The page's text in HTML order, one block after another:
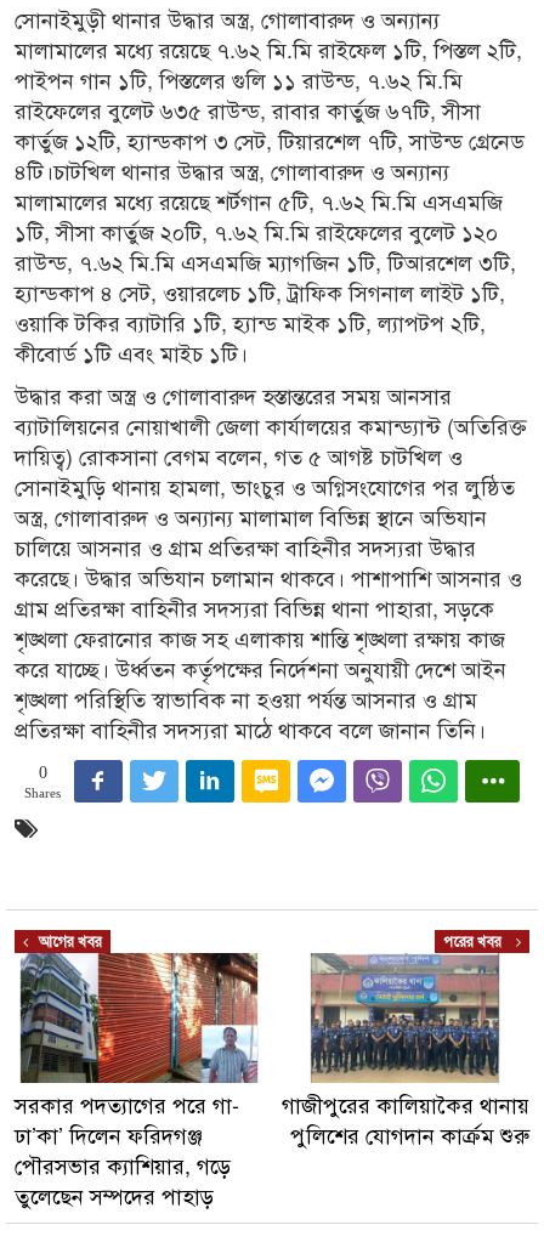
সোনাইমুড়ী থানার উদ্ধার অস্ত্র, গোলাবারুদ ও অন্যান্য
মালামালের মধ্যে রয়েছে ৭.৬২ মি.মি রাইফেল ১টি, পিস্তল ২টি,
পাইপন গান ১টি, পিস্তলের গুলি ১১ রাউন্ড, ৭.৬২ মি.মি
রাইফেলের বুলেট ৬৩৫ রাউন্ড, রাবার কার্তুজ ৬৭টি, সীসা
কার্তুজ ১২টি, হ্যান্ডকাপ ৩ সেট, টিয়ারশেল ৭টি, সাউন্ড গ্রেনেড
৪টি।চাটখিল থানার উদ্ধার অস্ত্র, গোলাবারুদ ও অন্যান্য
মালামালের মধ্যে রয়েছে শর্টগান ৫টি, ৭.৬২ মি.মি এসএমজি
১টি, সীসা কার্তুজ ২০টি, ৭.৬২ মি.মি রাইফেলের বুলেট ১২০
রাউন্ড, ৭.৬২ মি.মি এসএমজি ম্যাগজিন ১টি, টিআরশেল ৩টি,
হ্যান্ডকাপ ৪ সেট, ওয়ারলেচ ১টি, ট্রাফিক সিগনাল লাইট ১টি,
ওয়াকি টকির ব্যাটারি ১টি, হ্যান্ড মাইক ১টি, ল্যাপটপ ২টি,
কীবোর্ড ১টি এবং মাইচ ১টি।
উদ্ধার করা অস্ত্র ও গোলাবারুদ হস্তান্তরের সময় আনসার
ব্যাটালিয়নের নোয়াখালী জেলা কার্যালয়ের কমান্ড্যান্ট (অতিরিক্ত
দায়িত্ব) রোকসানা বেগম বলেন, গত ৫ আগষ্ট চাটখিল ও
সোনাইমুড়ি থানায় হামলা, ভাংচুর ও অগ্নিসংযোগের পর লুষ্ঠিত
অস্ত্র, গোলাবারুদ ও অন্যান্য মালামাল বিভিন্ন স্থানে অভিযান
চালিয়ে আসনার ও গ্রাম প্রতিরক্ষা বাহিনীর সদস্যরা উদ্ধার
করেছে। উদ্ধার অভিযান চলামান থাকবে। পাশাপাশি আসনার ও
গ্রাম প্রতিরক্ষা বাহিনীর সদস্যরা বিভিন্ন থানা পাহারা, সড়কে
শৃঙ্খলা ফেরানোর কাজ সহ এলাকায় শান্তি শৃঙ্খলা রক্ষায় কাজ
করে যাচ্ছে। উর্ধ্বতন কর্তৃপক্ষের নির্দেশনা অনুযায়ী দেশে আইন
শৃঙ্খলা পরিস্থিতি স্বাভাবিক না হওয়া পর্যন্ত আসনার ও গ্রাম
প্রতিরক্ষা বাহিনীর সদস্যরা মাঠে থাকবে বলে জানান তিনি।
0
Shares
আগের খবর
সরকার পদত্যাগের পরে গা-
ঢা’কা’ দিলেন ফরিদগঞ্জ
পৌরসভার ক্যাশিয়ার, গড়ে
তুলেছেন সম্পদের পাহাড়
পরের খবর
গাজীপুরের কালিয়াকৈর থানায়
পুলিশের যোগদান কার্ক্রম শুরু